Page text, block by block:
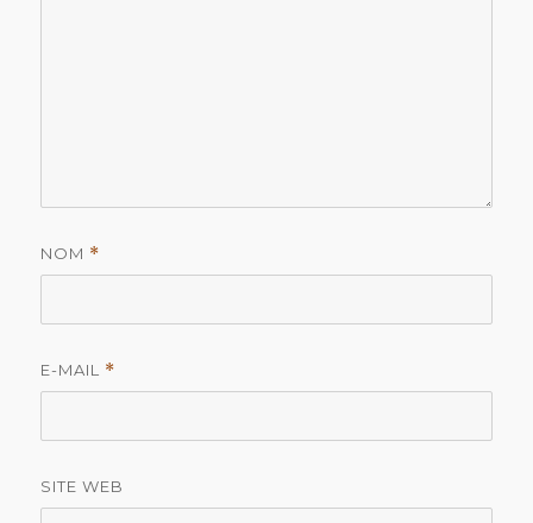
NOM *
E-MAIL *
SITE WEB